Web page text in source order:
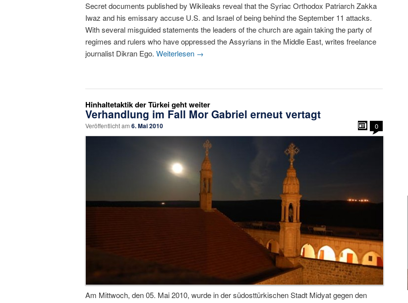
Secret documents published by Wikileaks reveal that the Syriac Orthodox Patriarch Zakka
Iwaz and his emissary accuse U.S. and Israel of being behind the September 11 attacks.
With several misguided statements the leaders of the church are again taking the party of
regimes and rulers who have oppressed the Assyrians in the Middle East, writes freelance
journalist Dikran Ego. Weiterlesen →
Hinhaltetaktik der Türkei geht weiter
Verhandlung im Fall Mor Gabriel erneut vertagt
Veröffentlicht am 6. Mai 2010 0
Am Mittwoch, den 05. Mai 2010, wurde in der südosttürkischen Stadt Midyat gegen den